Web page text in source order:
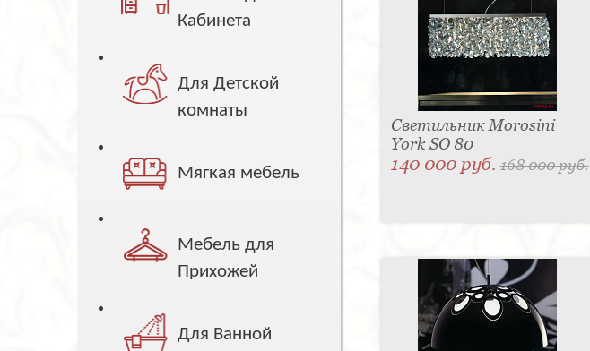
Кабинета
Для Детской
комнаты
Мягкая мебель
Мебель для
Прихожей
Для Ванной
Светильник Morosini
York SO 80
140 000 руб.168 000 руб.